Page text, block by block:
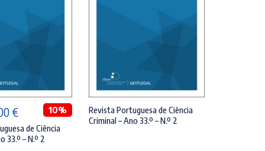
€O
preço
atual
10%
de Ciência
33.º – N.º 2
Revista Portuguesa de Ciência
Criminal – Ano 33.º – N.º 2